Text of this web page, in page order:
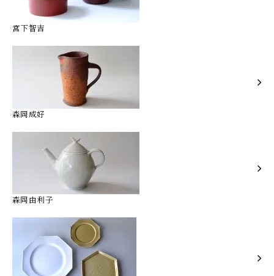
宮下智吉
森岡成好
森岡由利子